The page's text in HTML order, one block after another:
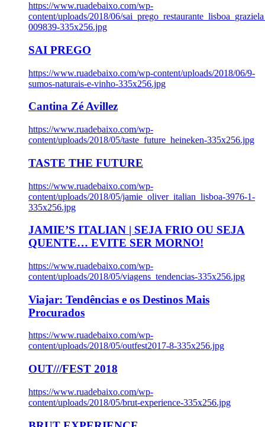
https://www.ruadebaixo.com/wp-
content/uploads/2018/06/
009839-335x256.jpg
SAI PREGO
https://www.ruadebaixo.com/wp-content/uploads/2018/06/9-
sumos-naturais-e-vinho-335x256.jpg
Cantina Zé Avillez
https://www.ruadebaixo.com/wp-
content/uploads/2018/05/taste_future_heineken-335x256.jpg
TASTE THE FUTURE
https://www.ruadebaixo.com/wp-
content/uploads/2018/05/jamie_oliver_italian_lisboa-3976-1-
335x256.jpg
JAMIE’S ITALIAN | SEJA FRIO OU SEJA
QUENTE… EVITE SER MORNO!
https://www.ruadebaixo.com/wp-
content/uploads/2018/05/viagens_tendencias-335x256.jpg
Viajar: Tendências e os Destinos Mais
Procurados
https://www.ruadebaixo.com/wp-
content/uploads/2018/05/outfest2017-8-335x256.jpg
OUT///FEST 2018
https://www.ruadebaixo.com/wp-
content/uploads/2018/05/brut-experience-335x256.jpg